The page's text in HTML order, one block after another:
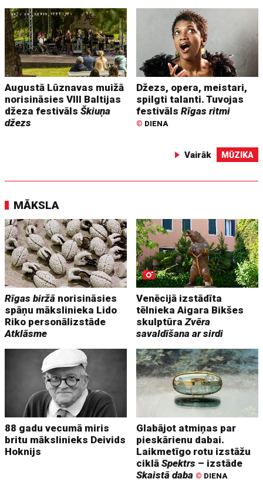
Augustā Lūznavas muižā
norisināsies VIII Baltijas
džeza festivālsŠkiuņa
džezs
Džezs, opera, meistari,
spilgti talanti. Tuvojas
festivālsRīgas ritmi
© DIENA
Vairāk MŪZIKA
MĀKSLA
Rīgas biržā norisināsies
spāņu mākslinieka Lido
Riko personālizstāde
Atklāsme
Venēcijā izstādīta
tēlnieka Aigara Bikšes
skulptūraZvēra
savaldīšana ar sirdi
88 gadu vecumā miris
britu mākslinieks Deivids
Hoknijs
Glabājot atmiņas par
pieskārienu dabai.
Laikmetīgo rotu izstāžu
ciklāSpektrs – izstāde
Skaistā daba © DIENA